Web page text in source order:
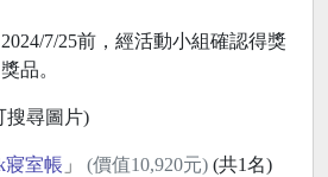
7/25前，經活動小組確認得獎
品。
搜尋圖片)
寢室帳 」 (價值10,920元)(共1名)